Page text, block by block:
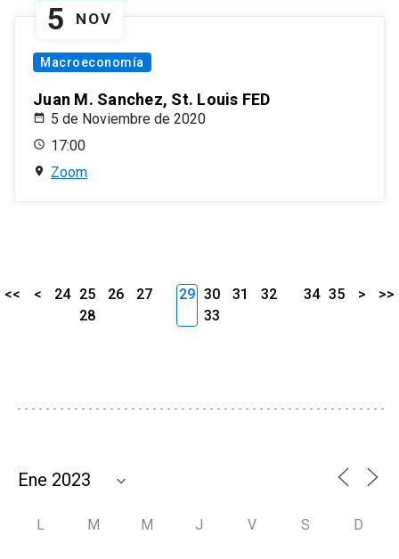
5 NOV
Macroeconomía
Juan M. Sanchez, St. Louis FED
5 de Noviembre de 2020
17:00
Zoom
<< < 24 25 26
27
28
29 30 31
32
33
34 35 > >>
L M M J V S D